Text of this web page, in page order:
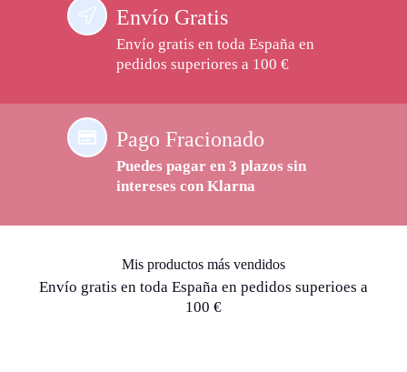
Envío Gratis
Envío gratis en toda España en
pedidos superiores a 100 €
Pago Fracionado
Puedes pagar en 3 plazos sin
intereses con Klarna
Mis productos más vendidos
Envío gratis en toda España en pedidos superioes a
100 €